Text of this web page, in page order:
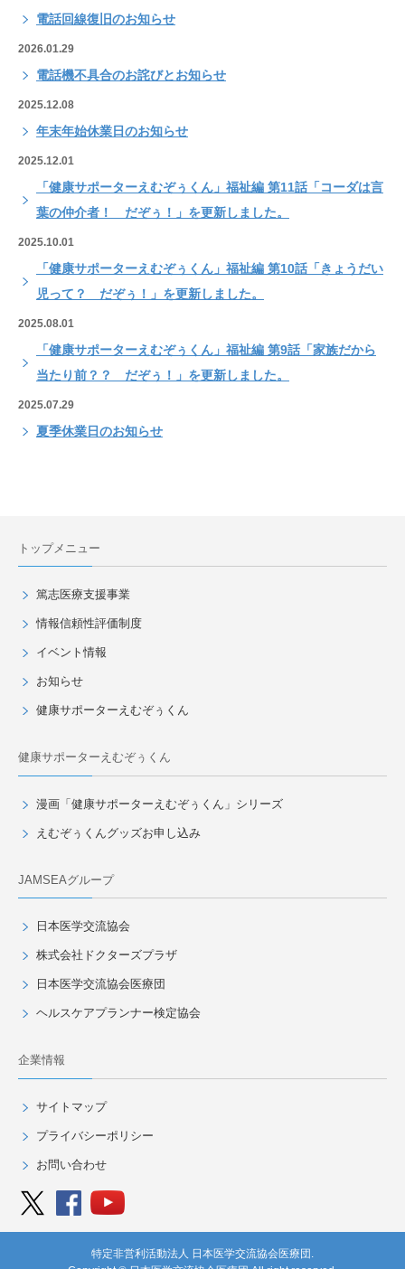
電話回線復旧のお知らせ
2026.01.29
電話機不具合のお詫びとお知らせ
2025.12.08
年末年始休業日のお知らせ
2025.12.01
「健康サポーターえむぞぅくん」福祉編 第11話「コーダは言
葉の仲介者！ だぞぅ！」を更新しました。
2025.10.01
「健康サポーターえむぞぅくん」福祉編 第10話「きょうだい
児って？ だぞぅ！」を更新しました。
2025.08.01
「健康サポーターえむぞぅくん」福祉編 第9話「家族だから
当たり前？？ だぞぅ！」を更新しました。
2025.07.29
夏季休業日のお知らせ
トップメニュー
篤志医療支援事業
情報信頼性評価制度
イベント情報
お知らせ
健康サポーターえむぞぅくん
健康サポーターえむぞぅくん
漫画「健康サポーターえむぞぅくん」シリーズ
えむぞぅくんグッズお申し込み
JAMSEAグループ
日本医学交流協会
株式会社ドクターズプラザ
日本医学交流協会医療団
ヘルスケアプランナー検定協会
企業情報
サイトマップ
プライバシーポリシー
お問い合わせ
特定非営利活動法人 日本医学交流協会医療団.